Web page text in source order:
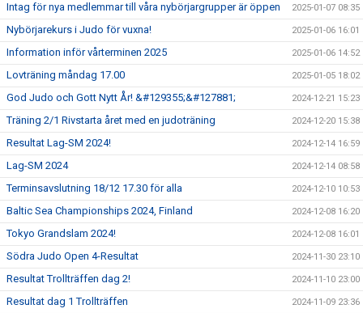
Intag för nya medlemmar till våra nybörjargrupper är öppen 2025-01-07 08:35
Nybörjarekurs i Judo för vuxna! 2025-01-06 16:01
Information inför vårterminen 2025 2025-01-06 14:52
Lovträning måndag 17.00 2025-01-05 18:02
God Judo och Gott Nytt År! &#129355;&#127881; 2024-12-21 15:23
Träning 2/1 Rivstarta året med en judoträning 2024-12-20 15:38
Resultat Lag-SM 2024! 2024-12-14 16:59
Lag-SM 2024 2024-12-14 08:58
Terminsavslutning 18/12 17.30 för alla 2024-12-10 10:53
Baltic Sea Championships 2024, Finland 2024-12-08 16:20
Tokyo Grandslam 2024! 2024-12-08 16:01
Södra Judo Open 4-Resultat 2024-11-30 23:10
Resultat Trollträffen dag 2! 2024-11-10 23:00
Resultat dag 1 Trollträffen 2024-11-09 23:36